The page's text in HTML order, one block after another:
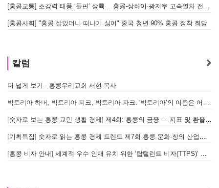
[홍콩사회] "홍콩 살았더니 떠나기 싫어" 중국 청년 90% 홍콩 정착 희망
칼럼
더 넓게 보기 - 홍콩우리교회 서현 목사